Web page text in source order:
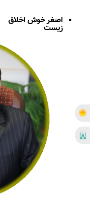
اصغر خوش اخلاق
زیست